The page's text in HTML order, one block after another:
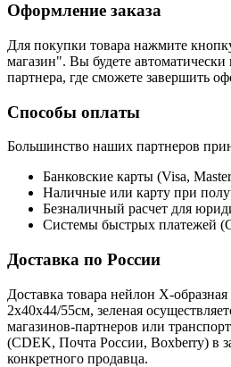
Оформление заказа
Для покупки товара нажмите
магазин". Вы будете
партнера, где сможете завершить
Способы оплаты
Большинство наших партнеров
Банковские карты (Visa,
Наличные или карту при
Безналичный расчет для
Системы быстрых платежей
Доставка по России
Доставка товара нейлон Х-
2х40х44/55см, зеленая
магазинов-партнеров или
(CDEK, Почта России, Boxberry) в
конкретного продавца.